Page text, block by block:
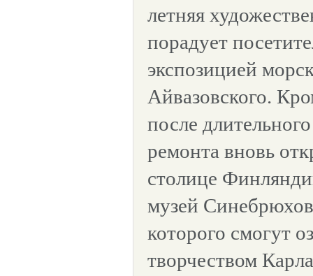
летняя
порадует
экспозицией
Айвазовского.
после
ремонта вновь
столице
музей
которого смогут
творчеством